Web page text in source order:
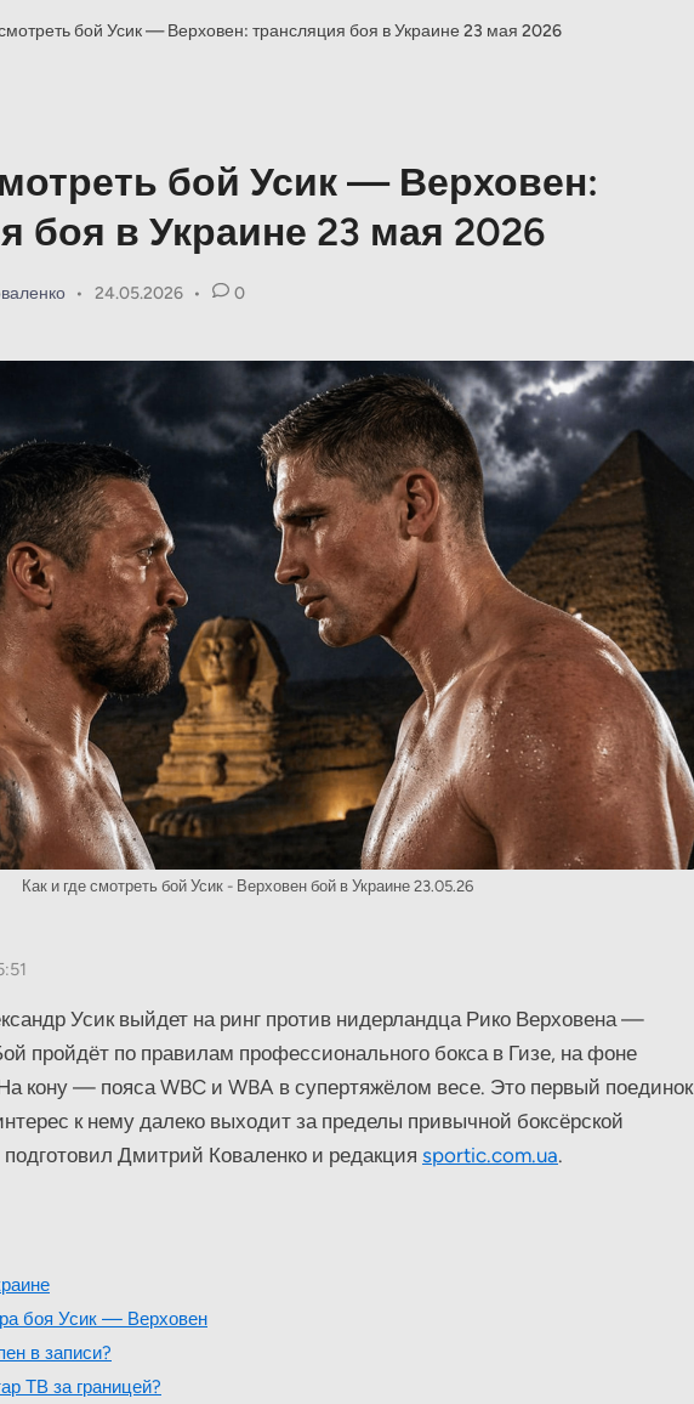
смотреть бой Усик — Верховен: трансляция боя в Украине 23 мая 2026
бой Усик — Верховен:
боя в Украине 23 мая 2026
• 24.05.2026 • 0
Как и где смотреть бой Усик - Верховен бой в Украине 23.05.26
Усик выйдет на ринг против нидерландца Рико Верховена —
пройдёт по правилам профессионального бокса в Гизе, на фоне
кону — пояса WBC и WBA в супертяжёлом весе. Это первый поединок
к нему далеко выходит за пределы привычной боксёрской
Дмитрий Коваленко и редакция sportic.com.ua.
боя Усик — Верховен
в записи?
ТВ за границей?